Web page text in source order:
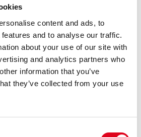
content and ads, to
and to analyse our traffic.
about your use of our site with
and analytics partners who
information that you’ve
they’ve collected from your use
de l’aigua a l’Àfrica. Qui hi ha del